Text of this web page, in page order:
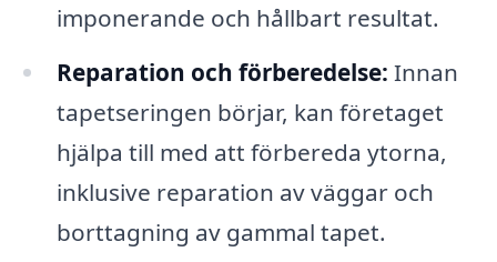
imponerande och hållbart resultat.
Reparation och förberedelse: Innan
tapetseringen börjar, kan företaget
hjälpa till med att förbereda ytorna,
inklusive reparation av väggar och
borttagning av gammal tapet.